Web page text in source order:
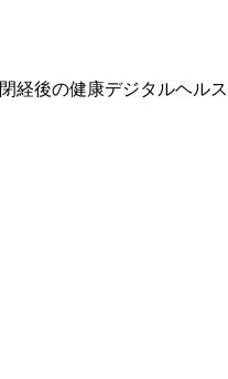
閉経後の健康デジタルヘルス